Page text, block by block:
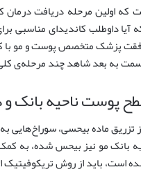
که اولین مرحله دریافت
داوطلب کاندیدای مناسبی
پزشک متخصص پوست و مو با
به بعد شاهد چند مرحله‌ی
پوست ناحیه بانک و
تزریق ماده بیحسی،
بانک مو نیز بیحس شده، به کمک
است، باید از روش تریکوفیتیک